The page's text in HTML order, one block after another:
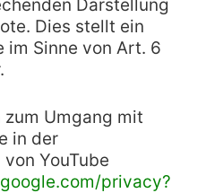
Darstellung
Dies stellt ein
im Sinne von Art. 6
Umgang mit
in der
YouTube
privacy?